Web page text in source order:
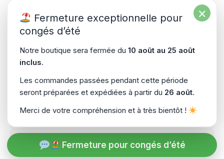
notre site, analyser le trafic et proposer des contenus personnalisés.
Vous pouvez accepter, refuser ou gérer vos préférences à tout
moment.
Gérer les services
Accepter
Voir les préférences
Livraison rapide dans toute l’Europe via
“ Mondial Relay
Copyright © 2026PiecesPC.fr| Développement & Design
Fermeture pour congés d’été
×
Fermeture exceptionnelle pour
congés d’été
Notre boutique sera fermée du 10 août au 25 août
inclus.
Les commandes passées pendant cette période
seront préparées et expédiées à partir du 26 août.
Merci de votre compréhension et à très bientôt !